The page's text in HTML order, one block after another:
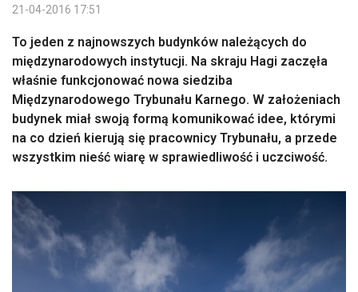
21-04-2016 17:51
To jeden z najnowszych budynków należących do
międzynarodowych instytucji. Na skraju Hagi zaczęła
właśnie funkcjonować nowa siedziba
Międzynarodowego Trybunału Karnego. W założeniach
budynek miał swoją formą komunikować idee, którymi
na co dzień kierują się pracownicy Trybunału, a przede
wszystkim nieść wiarę w sprawiedliwość i uczciwość.